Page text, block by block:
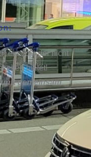
ein Job, der nicht
bietet!
gemeinsam